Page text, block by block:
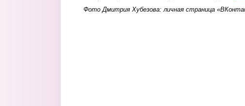
Фото Дмитрия Хубезова: личная страница